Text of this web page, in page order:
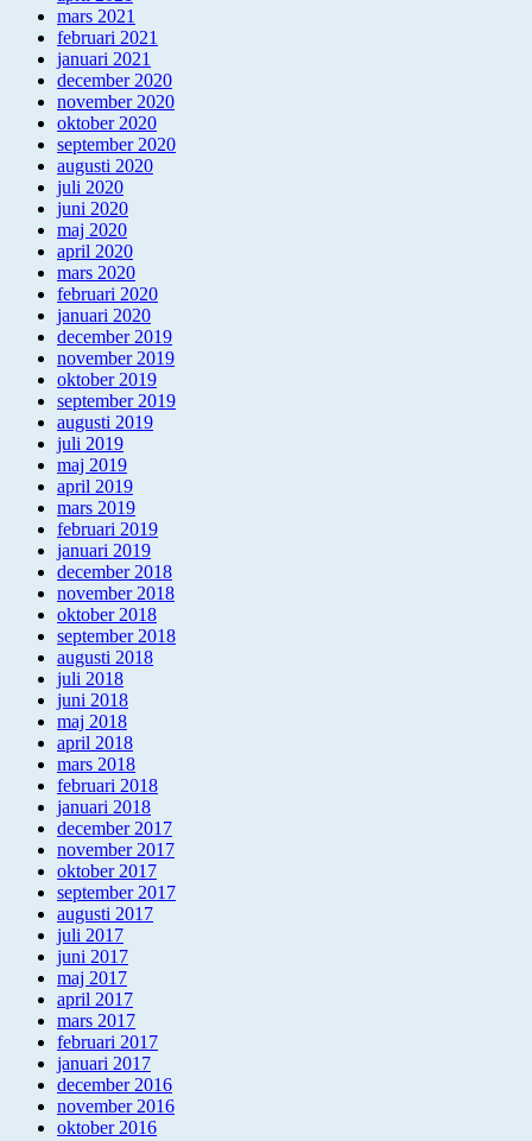
mars 2021
februari 2021
januari 2021
december 2020
november 2020
oktober 2020
september 2020
augusti 2020
juli 2020
juni 2020
maj 2020
april 2020
mars 2020
februari 2020
januari 2020
december 2019
november 2019
oktober 2019
september 2019
augusti 2019
juli 2019
maj 2019
april 2019
mars 2019
februari 2019
januari 2019
december 2018
november 2018
oktober 2018
september 2018
augusti 2018
juli 2018
juni 2018
maj 2018
april 2018
mars 2018
februari 2018
januari 2018
december 2017
november 2017
oktober 2017
september 2017
augusti 2017
juli 2017
juni 2017
maj 2017
april 2017
mars 2017
februari 2017
januari 2017
december 2016
november 2016
oktober 2016